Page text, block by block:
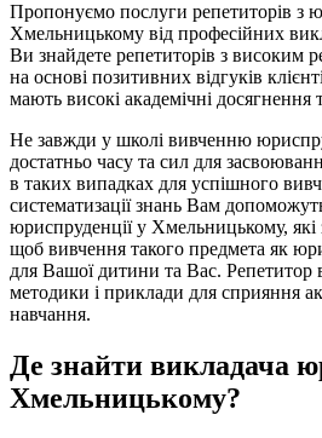
Пропонуємо послуги репетиторів з
Хмельницькому від професійних
Ви знайдете репетиторів з високим
на основі позитивних відгуків
мають високі академічні досягнення
Не завжди у школі вивченню
достатньо часу та сил для
в таких випадках для успішного
систематизації знань Вам
юриспруденції у Хмельницькому,
щоб вивчення такого предмета як
для Вашої дитини та Вас. Репетитор
методики і приклади для сприяння
навчання.
Де знайти викладача
Хмельницькому?